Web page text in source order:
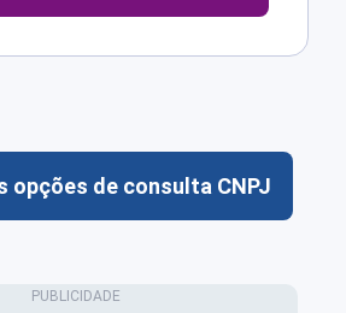
opções de consulta CNPJ